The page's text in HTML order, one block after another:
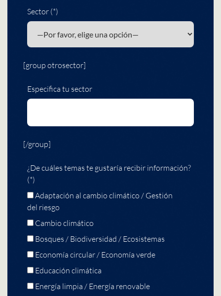
Sector (*)
[group otrosector]
Especifica tu sector
[/group]
¿De cuáles temas te gustaría recibir información?
(*)
Adaptación al cambio climático / Gestión
del riesgo
Cambio climático
Bosques / Biodiversidad / Ecosistemas
Economía circular / Economía verde
Educación climática
Energía limpia / Energía renovable